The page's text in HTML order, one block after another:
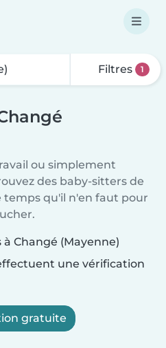
Filtres 1
ou simplement
des baby-sitters de
temps qu'il n'en faut pour
Changé (Mayenne)
une vérification
gratuite